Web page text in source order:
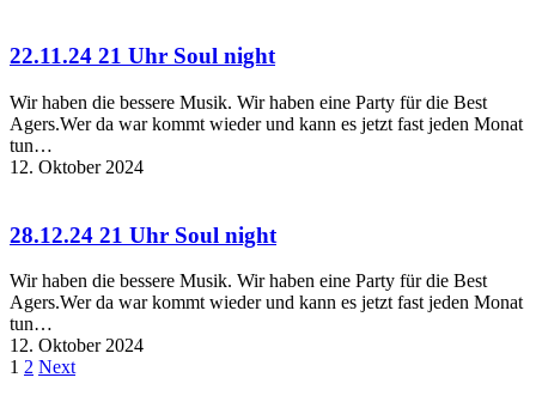
22.11.24 21 Uhr Soul night
Wir haben die bessere Musik. Wir haben eine Party für die Best
Agers.Wer da war kommt wieder und kann es jetzt fast jeden Monat
tun…
12. Oktober 2024
28.12.24 21 Uhr Soul night
Wir haben die bessere Musik. Wir haben eine Party für die Best
Agers.Wer da war kommt wieder und kann es jetzt fast jeden Monat
tun…
12. Oktober 2024
1 2 Next